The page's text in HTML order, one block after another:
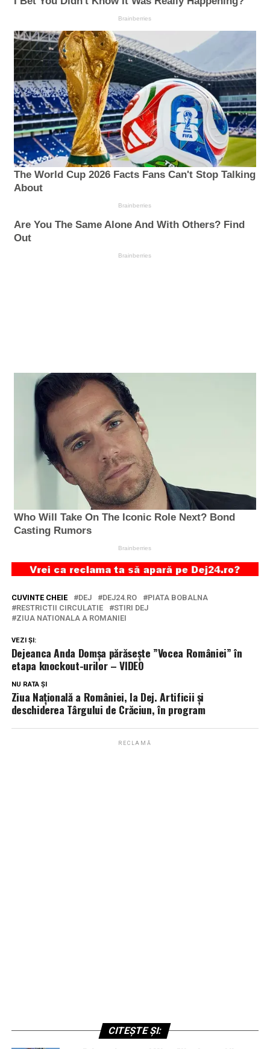
CUVINTE CHEIE DEJ DEJ24.RO
PIATA BOBALNA
RESTRICTII CIRCULATIE
STIRI DEJ
ZIUA NATIONALA A ROMANIEI
VEZI ȘI:
Dejeanca Anda Domșa părăsește ”Vocea României” în
etapa knockout-urilor – VIDEO
NU RATA ȘI
Ziua Națională a României, la Dej. Artificii și
deschiderea Târgului de Crăciun, în program
RECLAMĂ
CITEȘTE ȘI: